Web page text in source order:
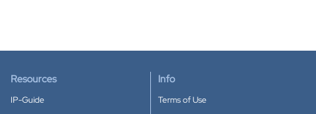
Resources
IP-Guide
Info
Terms of Use